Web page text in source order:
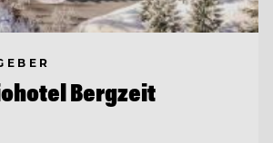
Bergzeit